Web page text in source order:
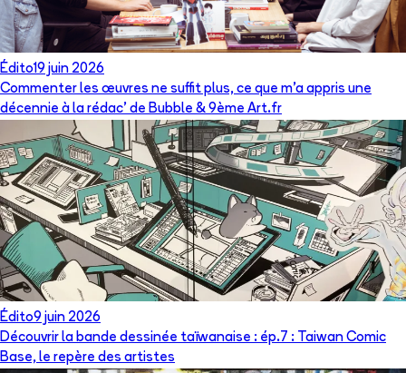
Édito19 juin 2026
Commenter les œuvres ne suffit plus, ce que m’a appris une
décennie à la rédac’ de Bubble & 9ème Art.fr
Édito9 juin 2026
Découvrir la bande dessinée taïwanaise : ép.7 : Taiwan Comic
Base, le repère des artistes